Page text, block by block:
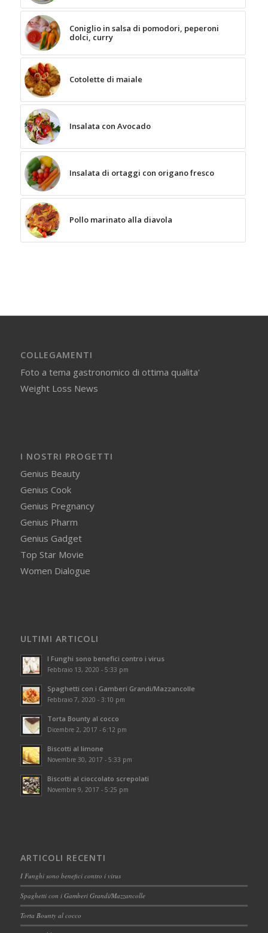
Coniglio in salsa di pomodori, peperoni
dolci, curry
Cotolette di maiale
Insalata con Avocado
Insalata di ortaggi con origano fresco
Pollo marinato alla diavola
COLLEGAMENTI
Foto a tema gastronomico di ottima qualita'
Weight Loss News
I NOSTRI PROGETTI
Genius Beauty
Genius Cook
Genius Pregnancy
Genius Pharm
Genius Gadget
Top Star Movie
Women Dialogue
ULTIMI ARTICOLI
I Funghi sono benefici contro i virus
Febbraio 13, 2020 - 5:33 pm
Spaghetti con i Gamberi Grandi/Mazzancolle
Febbraio 7, 2020 - 3:10 pm
Torta Bounty al cocco
Dicembre 2, 2017 - 6:12 pm
Biscotti al limone
Novembre 30, 2017 - 5:33 pm
Biscotti al cioccolato screpolati
Novembre 9, 2017 - 5:25 pm
ARTICOLI RECENTI
I Funghi sono benefici contro i virus
Spaghetti con i Gamberi Grandi/Mazzancolle
Torta Bounty al cocco